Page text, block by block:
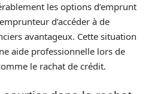
les options d’emprunt
d’accéder à de
avantageux. Cette situation
aide professionnelle lors de
le rachat de crédit.